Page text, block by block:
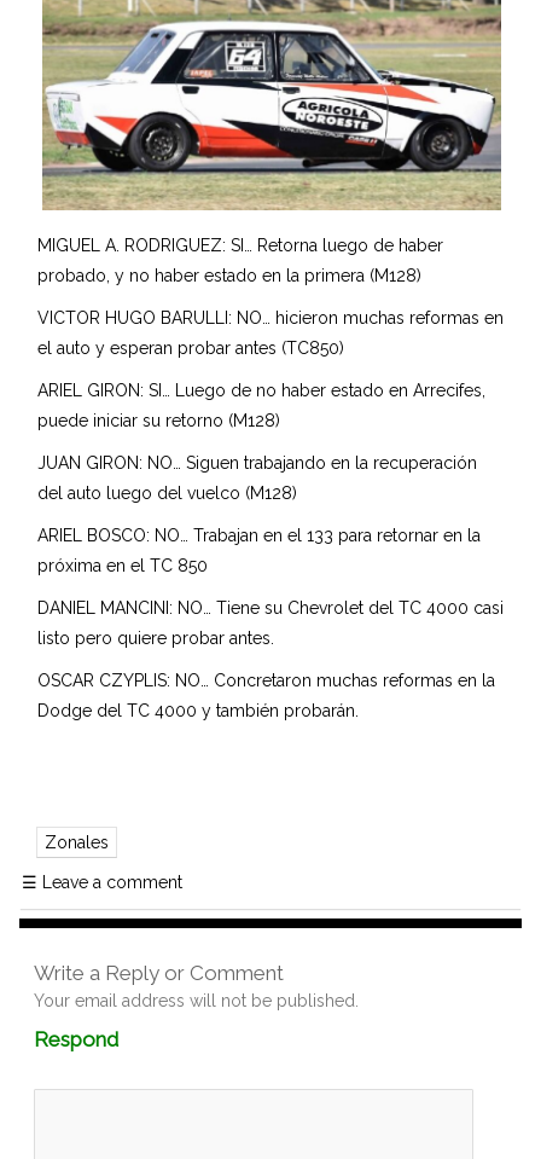
MIGUEL A. RODRIGUEZ: SI… Retorna luego de haber
probado, y no haber estado en la primera (M128)
VICTOR HUGO BARULLI: NO… hicieron muchas reformas en
el auto y esperan probar antes (TC850)
ARIEL GIRON: SI… Luego de no haber estado en Arrecifes,
puede iniciar su retorno (M128)
JUAN GIRON: NO… Siguen trabajando en la recuperación
del auto luego del vuelco (M128)
ARIEL BOSCO: NO… Trabajan en el 133 para retornar en la
próxima en el TC 850
DANIEL MANCINI: NO… Tiene su Chevrolet del TC 4000 casi
listo pero quiere probar antes.
OSCAR CZYPLIS: NO… Concretaron muchas reformas en la
Dodge del TC 4000 y también probarán.
Zonales
☰ Leave a comment
Write a Reply or Comment
Your email address will not be published.
RespondComment
box